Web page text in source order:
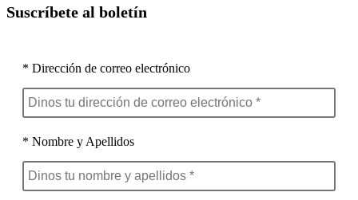
Suscríbete al boletín
* Dirección de correo electrónico
* Nombre y Apellidos